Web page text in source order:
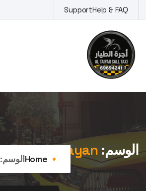
to
content
Help & FAQ
Support
الوسم:taxi in Bayan
Homeالوسم: